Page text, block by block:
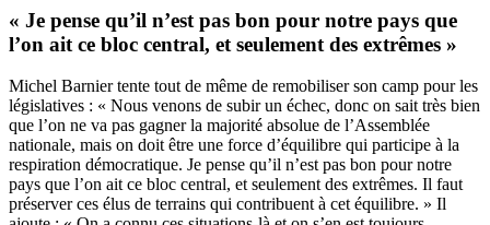
« Je pense qu’il n’est pas bon pour notre pays que
l’on ait ce bloc central, et seulement des extrêmes »
Michel Barnier tente tout de même de remobiliser son camp pour les
législatives : « Nous venons de subir un échec, donc on sait très bien
que l’on ne va pas gagner la majorité absolue de l’Assemblée
nationale, mais on doit être une force d’équilibre qui participe à la
respiration démocratique. Je pense qu’il n’est pas bon pour notre
pays que l’on ait ce bloc central, et seulement des extrêmes. Il faut
préserver ces élus de terrains qui contribuent à cet équilibre. » Il